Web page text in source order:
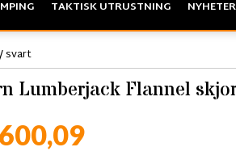
TAKTISK UTRUSTNING NYHETER
svart
Lumberjack Flannel